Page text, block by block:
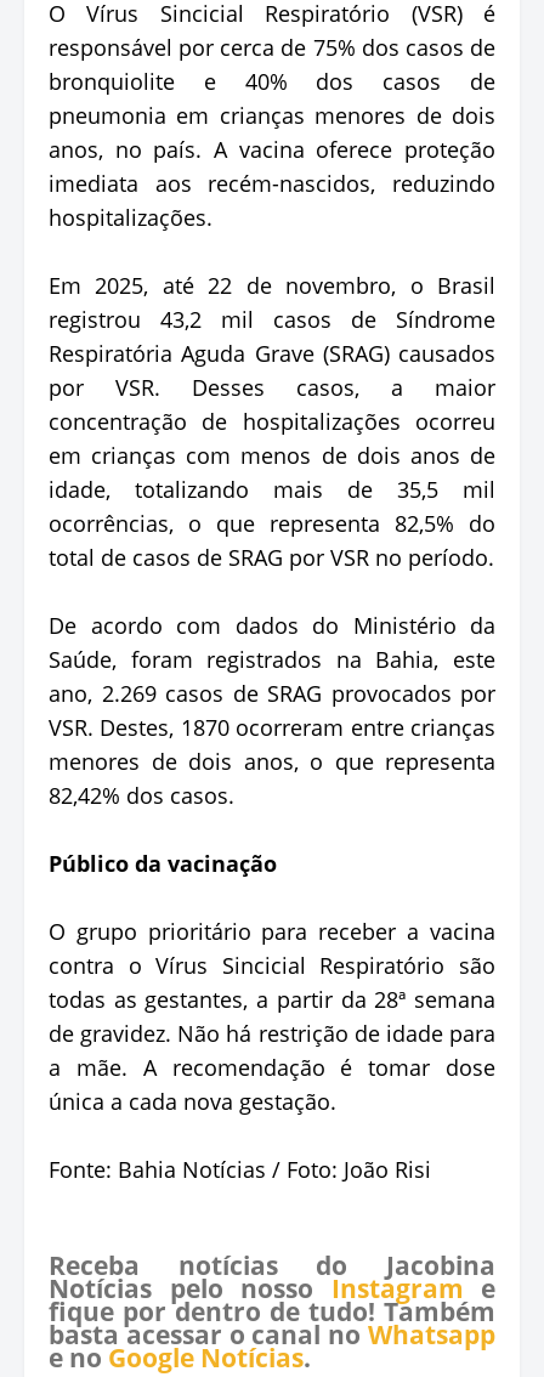
O Vírus Sincicial Respiratório (VSR) é
responsável por cerca de 75% dos casos de
bronquiolite e 40% dos casos de
pneumonia em crianças menores de dois
anos, no país. A vacina oferece proteção
imediata aos recém-nascidos, reduzindo
hospitalizações.
Em 2025, até 22 de novembro, o Brasil
registrou 43,2 mil casos de Síndrome
Respiratória Aguda Grave (SRAG) causados
por VSR. Desses casos, a maior
concentração de hospitalizações ocorreu
em crianças com menos de dois anos de
idade, totalizando mais de 35,5 mil
ocorrências, o que representa 82,5% do
total de casos de SRAG por VSR no período.
De acordo com dados do Ministério da
Saúde, foram registrados na Bahia, este
ano, 2.269 casos de SRAG provocados por
VSR. Destes, 1870 ocorreram entre crianças
menores de dois anos, o que representa
82,42% dos casos.
Público da vacinação
O grupo prioritário para receber a vacina
contra o Vírus Sincicial Respiratório são
todas as gestantes, a partir da 28ª semana
de gravidez. Não há restrição de idade para
a mãe. A recomendação é tomar dose
única a cada nova gestação.
Fonte: Bahia Notícias / Foto: João Risi
Receba notícias do Jacobina
Notícias pelo nosso Instagram e
fique por dentro de tudo! Também
basta acessar o canal no Whatsapp
e no Google Notícias.